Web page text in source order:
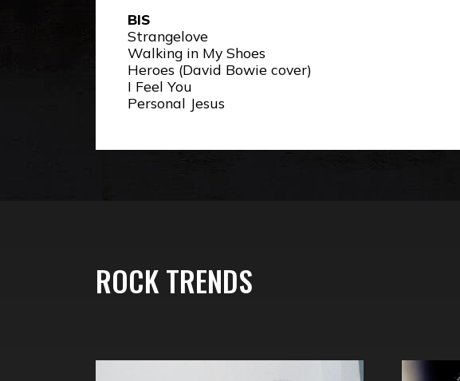
BIS
Strangelove
Walking in My Shoes
Heroes (David Bowie cover)
I Feel You
Personal Jesus
ROCK TRENDS